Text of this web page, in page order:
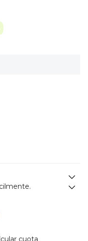
cuota